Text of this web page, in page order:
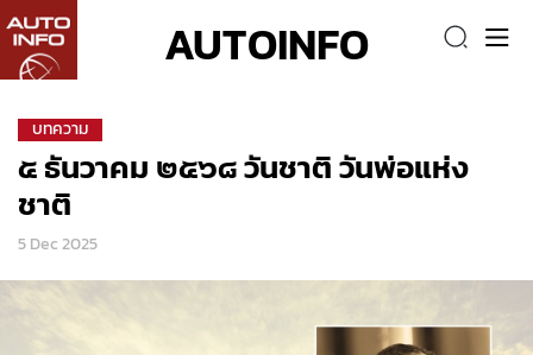
AUTOINFO
บทความ
๕ ธันวาคม ๒๕๖๘ วันชาติ วันพ่อแห่ง
ชาติ
5 Dec 2025